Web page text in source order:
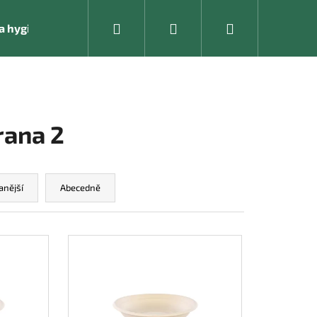
hygienické pomůcky Kancelářské vybavení
Přihlášení
2
Abecedně